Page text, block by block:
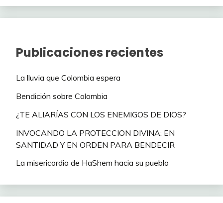
Publicaciones recientes
La lluvia que Colombia espera
Bendición sobre Colombia
¿TE ALIARÍAS CON LOS ENEMIGOS DE DIOS?
INVOCANDO LA PROTECCION DIVINA: EN
SANTIDAD Y EN ORDEN PARA BENDECIR
La misericordia de HaShem hacia su pueblo